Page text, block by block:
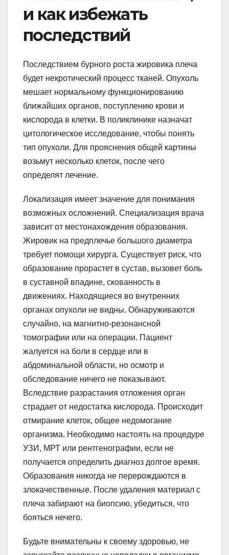
и как избежать
последствий
Последствием бурного роста жировика плеча
будет некротический процесс тканей. Опухоль
мешает нормальному функционированию
ближайших органов, поступлению крови и
кислорода в клетки. В поликлинике назначат
цитологическое исследование, чтобы понять
тип опухоли. Для прояснения общей картины
возьмут несколько клеток, после чего
определят лечение.
Локализация имеет значение для понимания
возможных осложнений. Специализация врача
зависит от местонахождения образования.
Жировик на предплечье большого диаметра
требует помощи хирурга. Существует риск, что
образование прорастет в сустав, вызовет боль
в суставной впадине, скованность в
движениях. Находящиеся во внутренних
органах опухоли не видны. Обнаруживаются
случайно, на магнитно-резонансной
томографии или на операции. Пациент
жалуется на боли в сердце или в
абдоминальной области, но осмотр и
обследование ничего не показывают.
Вследствие разрастания отложения орган
страдает от недостатка кислорода. Происходит
отмирание клеток, общее недомогание
организма. Необходимо настоять на процедуре
УЗИ, МРТ или рентгенографии, если не
получается определить диагноз долгое время.
Образования никогда не перерождаются в
злокачественные. После удаления материал с
плеча забирают на биопсию, убедиться, что
бояться нечего.
Будьте внимательны к своему здоровью, не